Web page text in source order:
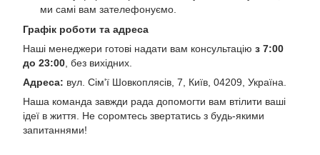
ми самі вам зателефонуємо.
Графік роботи та адреса
Наші менеджери готові надати вам консультацію з 7:00
до 23:00 , без вихідних.
Адреса: вул. Сім'ї Шовкоплясів, 7, Київ, 04209, Україна.
Наша команда завжди рада допомогти вам втілити ваші
ідеї в життя. Не соромтесь звертатись з будь-якими
запитаннями!